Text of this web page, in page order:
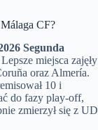
CF?
Segunda
miejsca zajęły
oraz Almería.
10 i
do fazy play-off,
zmierzył się z UD